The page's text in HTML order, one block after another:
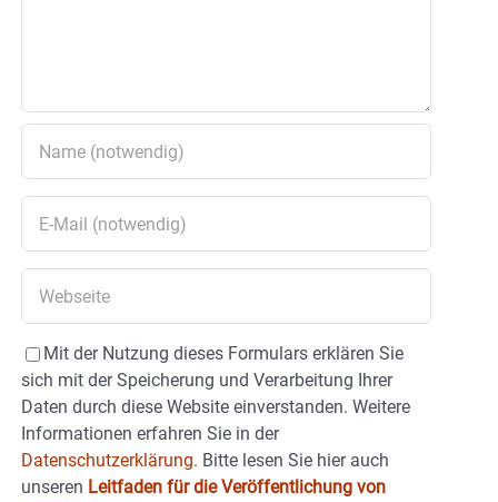
Mit der Nutzung dieses Formulars erklären Sie
sich mit der Speicherung und Verarbeitung Ihrer
Daten durch diese Website einverstanden. Weitere
Informationen erfahren Sie in der
Datenschutzerklärung. Bitte lesen Sie hier auch
unseren Leitfaden für die Veröffentlichung von